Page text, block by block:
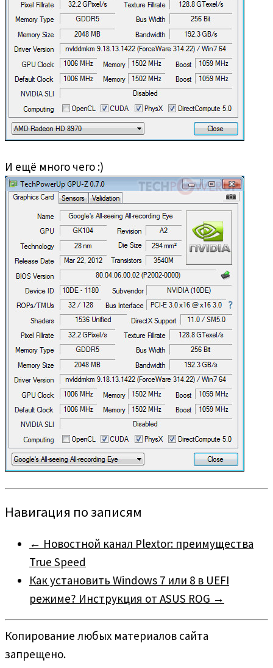
И ещё много чего :)
Навигация по записям
← Новостной канал Plextor: преимущества
True Speed
Как установить Windows 7 или 8 в UEFI
режиме? Инструкция от ASUS ROG →
Копирование любых материалов сайта
запрещено.